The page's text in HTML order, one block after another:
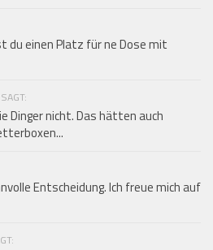
du einen Platz für ne Dose mit
Dinger nicht. Das hätten auch
Entscheidung. Ich freue mich auf